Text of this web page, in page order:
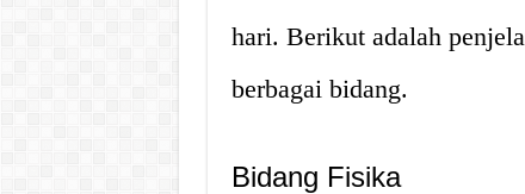
hari. Berikut adalah
berbagai bidang.
Bidang Fisika